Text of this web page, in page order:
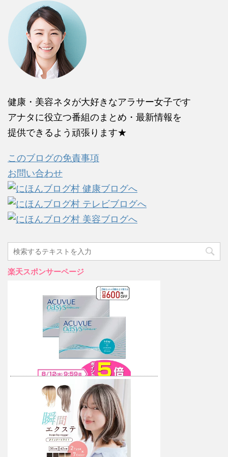
健康・美容ネタが大好きなアラサー女子です
アナタに役立つ番組のまとめ・最新情報を
提供できるよう頑張ります★
このブログの免責事項
お問い合わせ
楽天スポンサーページ